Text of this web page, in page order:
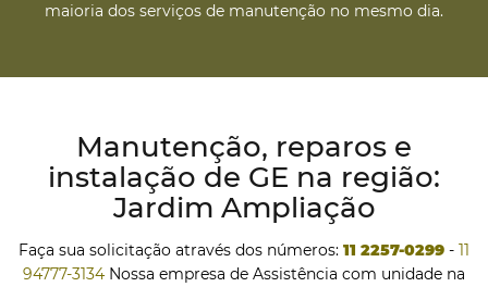
maioria dos serviços de manutenção no mesmo dia.
Manutenção, reparos e
instalação de GE na região:
Jardim Ampliação
Faça sua solicitação através dos números: 11 2257-0299 - 11
94777-3134 Nossa empresa de Assistência com unidade na